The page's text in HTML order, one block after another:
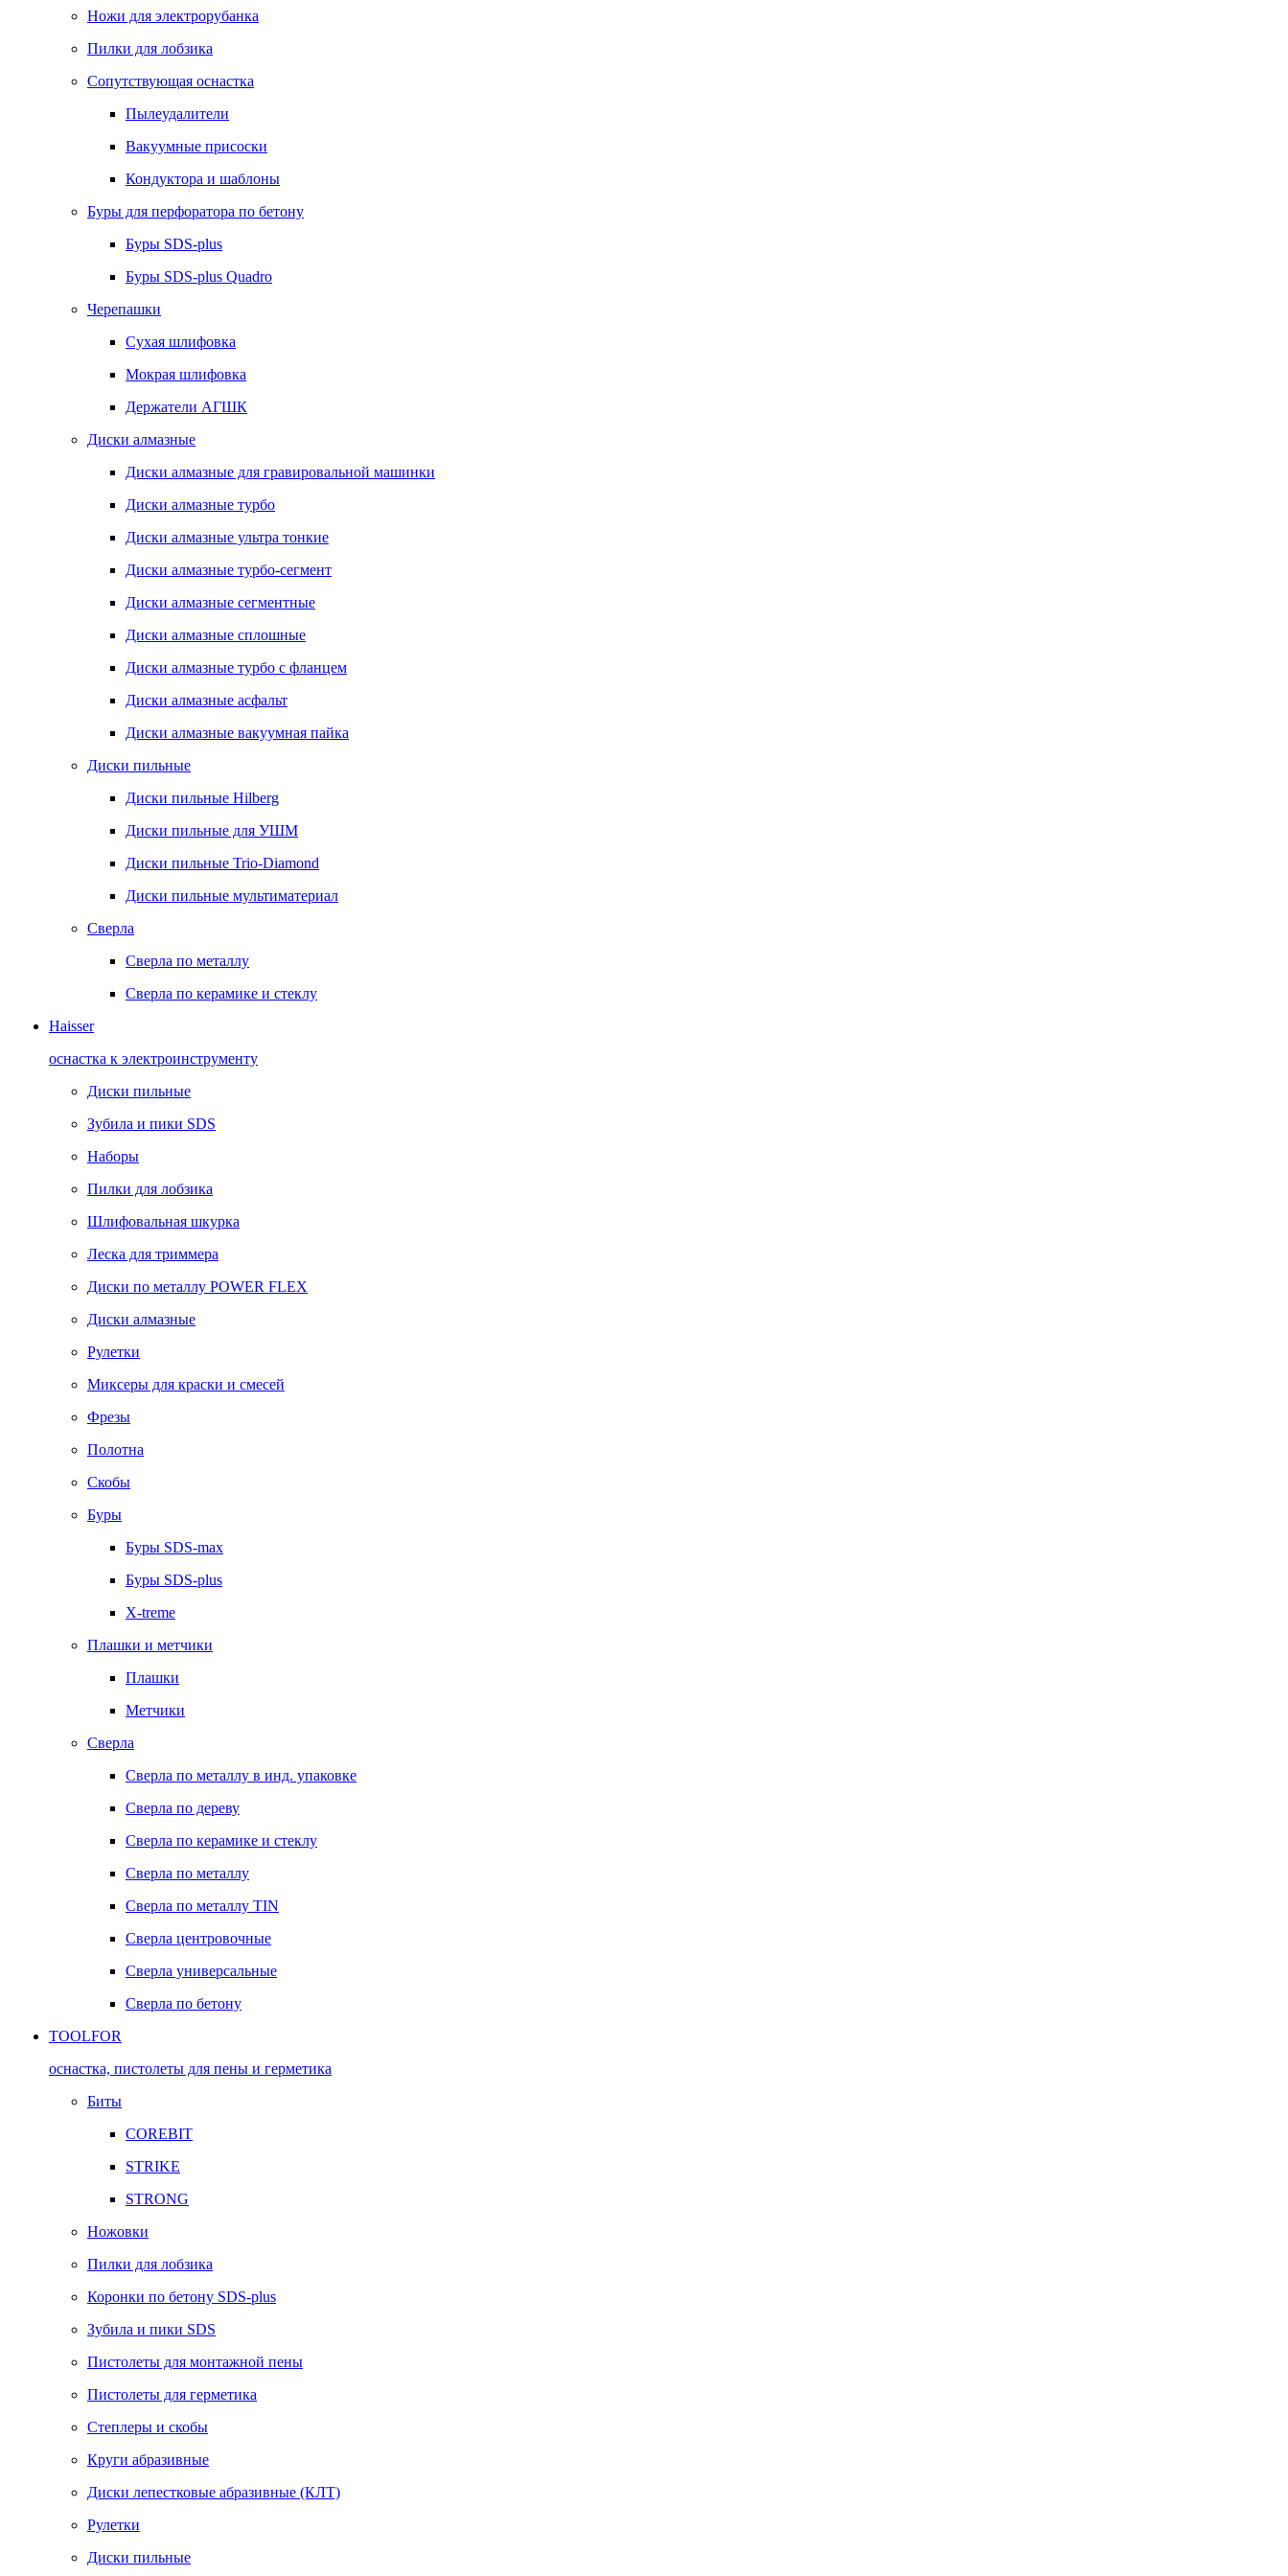
Ножи для электрорубанка
Пилки для лобзика
Сопутствующая оснастка
Пылеудалители
Вакуумные присоски
Кондуктора и шаблоны
Буры для перфоратора по бетону
Буры SDS-plus
Буры SDS-plus Quadro
Черепашки
Сухая шлифовка
Мокрая шлифовка
Держатели АГШК
Диски алмазные
Диски алмазные для гравировальной машинки
Диски алмазные турбо
Диски алмазные ультра тонкие
Диски алмазные турбо-сегмент
Диски алмазные сегментные
Диски алмазные сплошные
Диски алмазные турбо с фланцем
Диски алмазные асфальт
Диски алмазные вакуумная пайка
Диски пильные
Диски пильные Hilberg
Диски пильные для УШМ
Диски пильные Trio-Diamond
Диски пильные мультиматериал
Сверла
Сверла по металлу
Сверла по керамике и стеклу
Haisser
оснастка к электроинструменту
Диски пильные
Зубила и пики SDS
Наборы
Пилки для лобзика
Шлифовальная шкурка
Леска для триммера
Диски по металлу POWER FLEX
Диски алмазные
Рулетки
Миксеры для краски и смесей
Фрезы
Полотна
Скобы
Буры
Буры SDS-max
Буры SDS-plus
X-treme
Плашки и метчики
Плашки
Метчики
Сверла
Сверла по металлу в инд. упаковке
Сверла по дереву
Сверла по керамике и стеклу
Сверла по металлу
Сверла по металлу TIN
Сверла центровочные
Сверла универсальные
Сверла по бетону
TOOLFOR
оснастка, пистолеты для пены и герметика
Биты
COREBIT
STRIKE
STRONG
Ножовки
Пилки для лобзика
Коронки по бетону SDS-plus
Зубила и пики SDS
Пистолеты для монтажной пены
Пистолеты для герметика
Степлеры и скобы
Круги абразивные
Диски лепестковые абразивные (КЛТ)
Рулетки
Диски пильные